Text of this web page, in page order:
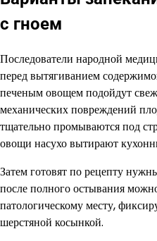
с гноем
Последователи народной
перед вытягиванием
печеным овощем подойдут
механических повреждений
тщательно промываются под
овощи насухо вытирают
Затем готовят по рецепту
после полного остывания
патологическому месту,
шерстяной косынкой.